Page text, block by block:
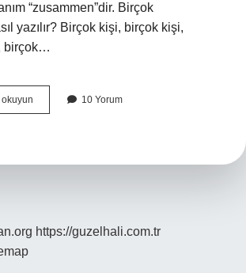
“zusammen”dir. Birçok
yazılır? Birçok kişi, birçok kişi,
birçok…
okuyun
Ço
10 Yorum
https://guzelhali.com.tr